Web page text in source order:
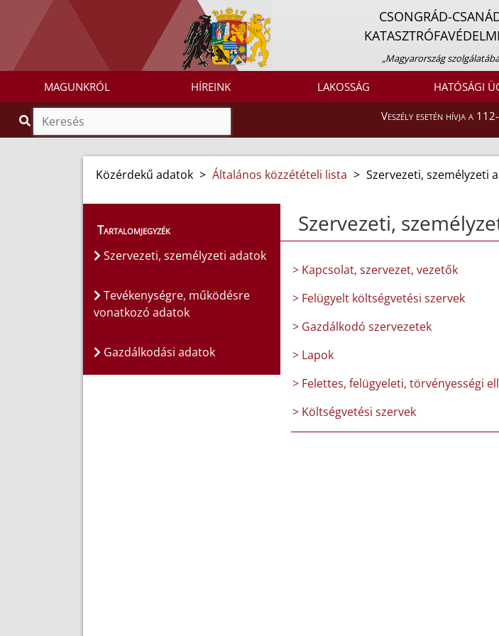
CSONGRÁD-
„Magyarország
MAGUNKRÓL HÍREINK LAKOSSÁG HATÓSÁGI
Veszély esetén hívja a
Közérdekű adatok > Általános közzétételi lista > Szervezeti, személyzeti
Tartalomjegyzék
Szervezeti, személyzeti adatok
Tevékenységre, működésre
vonatkozó adatok
Gazdálkodási adatok
Szervezeti,
> Kapcsolat, szervezet, vezetők
> Felügyelt költségvetési szervek
> Gazdálkodó szervezetek
> Lapok
> Felettes, felügyeleti, törvényességi
> Költségvetési szervek